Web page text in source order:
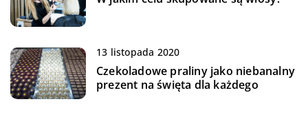
13 listopada 2020
Czekoladowe praliny jako niebanalny
prezent na święta dla każdego